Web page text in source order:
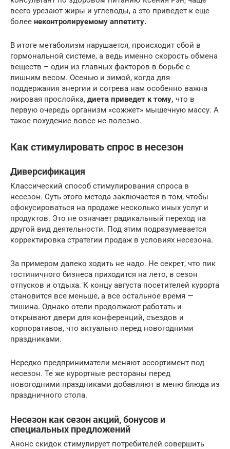
всего урезают жиры и углеводы, а это приведет к еще
более неконтролируемому аппетиту.
В итоге метаболизм нарушается, происходит сбой в
гормональной системе, а ведь именно скорость обмена
веществ – один из главных факторов в борьбе с
лишним весом. Осенью и зимой, когда для
поддержания энергии и согрева нам особенно важна
жировая прослойка, диета приведет к тому, что в
первую очередь организм «сожжет» мышечную массу. А
такое похудение вовсе не полезно.
Как стимулировать спрос в несезон
Диверсификация
Классический способ стимулирования спроса в
несезон. Суть этого метода заключается в том, чтобы
сфокусироваться на продаже несколько иных услуг и
продуктов. Это не означает радикальный переход на
другой вид деятельности. Под этим подразумевается
корректировка стратегии продаж в условиях несезона.
За примером далеко ходить не надо. Не секрет, что пик
гостиничного бизнеса приходится на лето, в сезон
отпусков и отдыха. К концу августа посетителей курорта
становится все меньше, а все остальное время —
тишина. Однако отели продолжают работать и
открывают двери для конференций, съездов и
корпоративов, что актуально перед новогодними
праздниками.
Нередко предприниматели меняют ассортимент под
несезон. Те же курортные рестораны перед
новогодними праздниками добавляют в меню блюда из
праздничного стола.
Несезон как сезон акций, бонусов и
специальных предложений
Анонс скидок стимулирует потребителей совершить